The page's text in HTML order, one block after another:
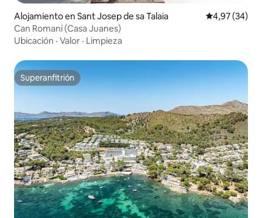
Alojamiento en Sant Josep de sa Talaia Calificación
4,97 (34)
Can Romaní (Casa Juanes)
Ubicación · Valor · Limpieza
Superanfitrión
Superanfitrión